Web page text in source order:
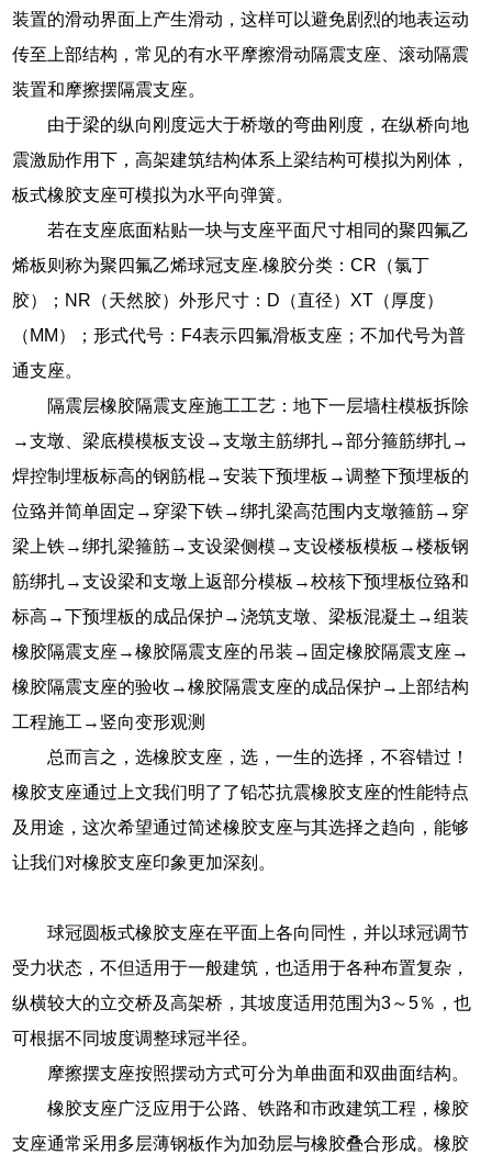
装置的滑动界面上产生滑动，这样可以避免剧烈的地表运动
传至上部结构，常见的有水平摩擦滑动隔震支座、滚动隔震
装置和摩擦摆隔震支座。
由于梁的纵向刚度远大于桥墩的弯曲刚度，在纵桥向地
震激励作用下，高架建筑结构体系上梁结构可模拟为刚体，
板式橡胶支座可模拟为水平向弹簧。
若在支座底面粘贴一块与支座平面尺寸相同的聚四氟乙
烯板则称为聚四氟乙烯球冠支座.橡胶分类：CR（氯丁
胶）；NR（天然胶）外形尺寸：D（直径）XT（厚度）
（MM）；形式代号：F4表示四氟滑板支座；不加代号为普
通支座。
隔震层橡胶隔震支座施工工艺：地下一层墙柱模板拆除
→支墩、梁底模模板支设→支墩主筋绑扎→部分箍筋绑扎→
焊控制埋板标高的钢筋棍→安装下预埋板→调整下预埋板的
位臵并简单固定→穿梁下铁→绑扎梁高范围内支墩箍筋→穿
梁上铁→绑扎梁箍筋→支设梁侧模→支设楼板模板→楼板钢
筋绑扎→支设梁和支墩上返部分模板→校核下预埋板位臵和
标高→下预埋板的成品保护→浇筑支墩、梁板混凝土→组装
橡胶隔震支座→橡胶隔震支座的吊装→固定橡胶隔震支座→
橡胶隔震支座的验收→橡胶隔震支座的成品保护→上部结构
工程施工→竖向变形观测
总而言之，选橡胶支座，选，一生的选择，不容错过！
橡胶支座通过上文我们明了了铅芯抗震橡胶支座的性能特点
及用途，这次希望通过简述橡胶支座与其选择之趋向，能够
让我们对橡胶支座印象更加深刻。
球冠圆板式橡胶支座在平面上各向同性，并以球冠调节
受力状态，不但适用于一般建筑，也适用于各种布置复杂，
纵横较大的立交桥及高架桥，其坡度适用范围为3～5％，也
可根据不同坡度调整球冠半径。
摩擦摆支座按照摆动方式可分为单曲面和双曲面结构。
橡胶支座广泛应用于公路、铁路和市政建筑工程，橡胶
支座通常采用多层薄钢板作为加劲层与橡胶叠合形成。橡胶